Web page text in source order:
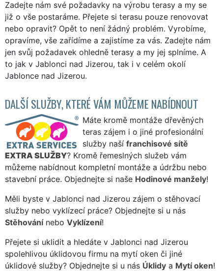
Zadejte nám své požadavky na výrobu terasy a my se
již o vše postaráme. Přejete si terasu pouze renovovat
nebo opravit? Opět to není žádný problém. Vyrobíme,
opravíme, vše zařídíme a zajistíme za vás. Zadejte nám
jen svůj požadavek ohledně terasy a my jej splníme. A
to jak v Jablonci nad Jizerou, tak i v celém okolí
Jablonce nad Jizerou.
DALŠÍ SLUŽBY, KTERÉ VÁM MŮŽEME NABÍDNOUT
Máte kromě montáže dřevěných
teras zájem i o jiné profesionální
služby naší franchisové sítě
EXTRA SLUŽBY? Kromě řemeslných služeb vám
můžeme nabídnout kompletní montáže a údržbu nebo
stavební práce. Objednejte si naše Hodinové manžely!
Měli byste v Jablonci nad Jizerou zájem o stěhovací
služby nebo vyklízecí práce? Objednejte si u nás
Stěhovánínebo Vyklízení!
Přejete si uklidit a hledáte v Jablonci nad Jizerou
spolehlivou úklidovou firmu na mytí oken či jiné
úklidové služby? Objednejte si u nás Úklidy a Mytí oken!